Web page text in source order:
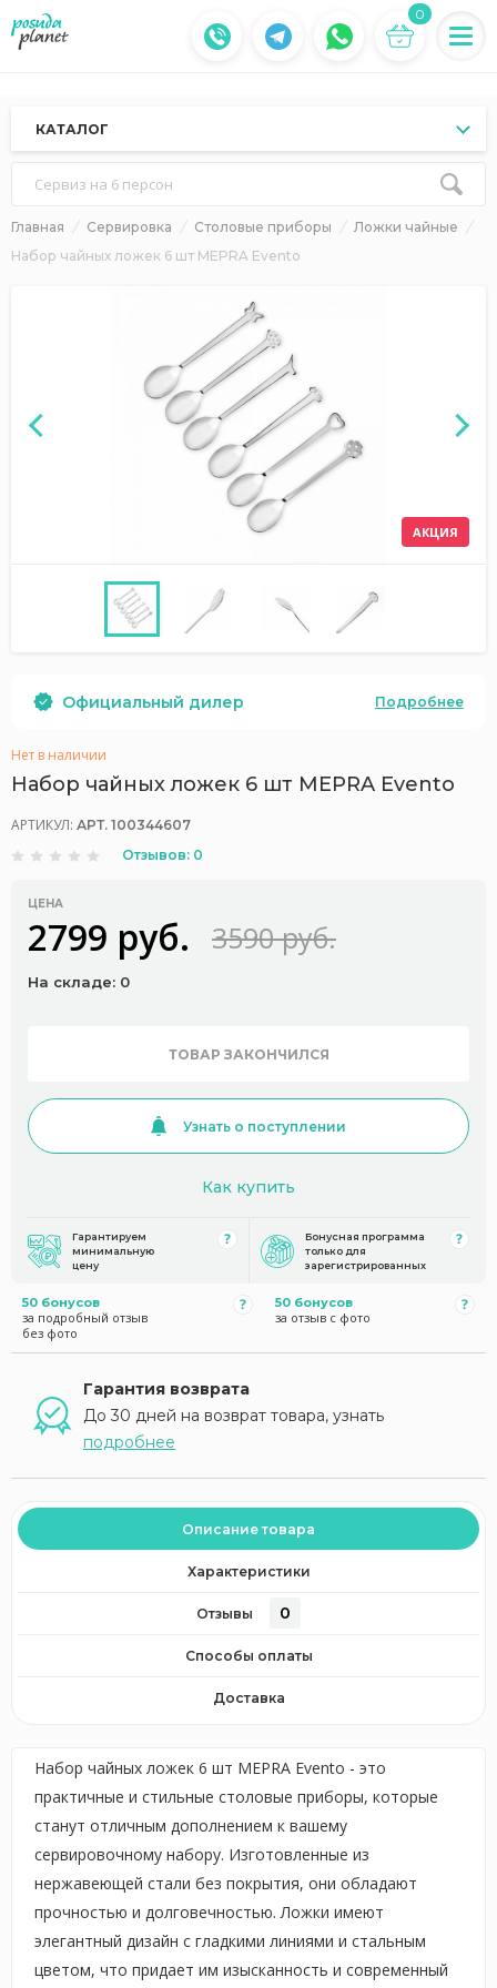
0
КАТАЛОГ
Сервиз на 6 персон
Главная Сервировка Столовые приборы
Ложки чайные
Набор чайных ложек 6 шт MEPRA Evento
АКЦИЯ
Официальный дилер Подробнее
Нет в наличии
Набор чайных ложек 6 шт MEPRA Evento
АРТИКУЛ: АРТ. 100344607
Отзывов: 0
ЦЕНА
2799 руб. 3590 руб.
На складе: 0
ТОВАР ЗАКОНЧИЛСЯ
Узнать о поступлении
Как купить
Гарантируем
минимальную
цену
Бонусная программа
только для
зарегистрированных
50 бонусов
за подробный отзыв
без фото
50 бонусов
за отзыв с фото
Гарантия возврата
До 30 дней на возврат товара, узнать
подробнее
Описание товара
Характеристики
Отзывы 0
Способы оплаты
Доставка
Набор чайных ложек 6 шт MEPRA Evento - это
практичные и стильные столовые приборы, которые
станут отличным дополнением к вашему
сервировочному набору. Изготовленные из
нержавеющей стали без покрытия, они обладают
прочностью и долговечностью. Ложки имеют
элегантный дизайн с гладкими линиями и стальным
цветом, что придает им изысканность и современный